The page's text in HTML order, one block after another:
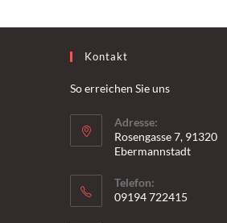
Kontakt
So erreichen Sie uns
Adresse:
Rosengasse 7, 91320
Ebermannstadt
Telefon:
09194 722415